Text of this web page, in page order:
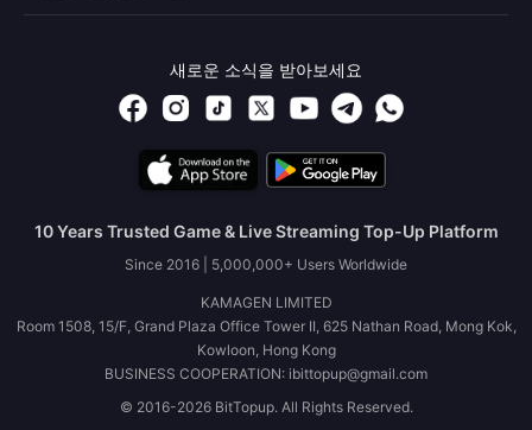
새로운 소식을 받아보세요
10 Years Trusted Game & Live Streaming Top-Up Platform
Since 2016 | 5,000,000+ Users Worldwide
KAMAGEN LIMITED
Room 1508, 15/F, Grand Plaza Office Tower II, 625 Nathan Road, Mong Kok,
Kowloon, Hong Kong
BUSINESS COOPERATION: ibittopup@gmail.com
© 2016-2026 BitTopup. All Rights Reserved.